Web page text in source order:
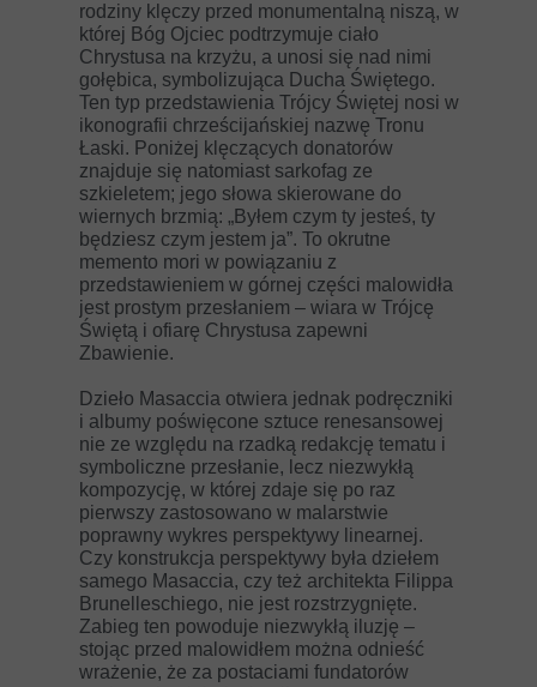
rodziny klęczy przed monumentalną niszą, w
której Bóg Ojciec podtrzymuje ciało
Chrystusa na krzyżu, a unosi się nad nimi
gołębica, symbolizująca Ducha Świętego.
Ten typ przedstawienia Trójcy Świętej nosi w
ikonografii chrześcijańskiej nazwę Tronu
Łaski. Poniżej klęczących donatorów
znajduje się natomiast sarkofag ze
szkieletem; jego słowa skierowane do
wiernych brzmią: „Byłem czym ty jesteś, ty
będziesz czym jestem ja”. To okrutne
memento mori w powiązaniu z
przedstawieniem w górnej części malowidła
jest prostym przesłaniem – wiara w Trójcę
Świętą i ofiarę Chrystusa zapewni
Zbawienie.
Dzieło Masaccia otwiera jednak podręczniki
i albumy poświęcone sztuce renesansowej
nie ze względu na rzadką redakcję tematu i
symboliczne przesłanie, lecz niezwykłą
kompozycję, w której zdaje się po raz
pierwszy zastosowano w malarstwie
poprawny wykres perspektywy linearnej.
Czy konstrukcja perspektywy była dziełem
samego Masaccia, czy też architekta Filippa
Brunelleschiego, nie jest rozstrzygnięte.
Zabieg ten powoduje niezwykłą iluzję –
stojąc przed malowidłem można odnieść
wrażenie, że za postaciami fundatorów